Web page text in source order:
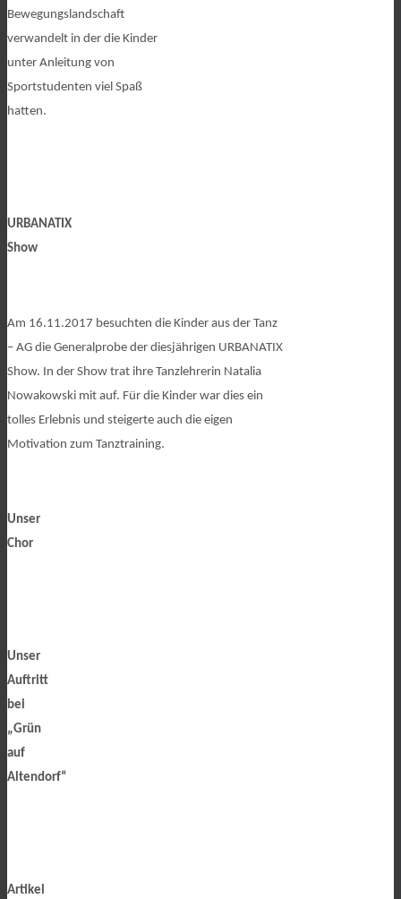
Bewegungslandschaft
verwandelt in der die Kinder
unter Anleitung von
Sportstudenten viel Spaß
hatten.
URBANATIX
Show
Am 16.11.2017 besuchten die Kinder aus der Tanz
– AG die Generalprobe der diesjährigen URBANATIX
Show. In der Show trat ihre Tanzlehrerin Natalia
Nowakowski mit auf. Für die Kinder war dies ein
tolles Erlebnis und steigerte auch die eigen
Motivation zum Tanztraining.
Unser
Chor
Unser
Auftritt
bei
„Grün
auf
Altendorf“
Artikel